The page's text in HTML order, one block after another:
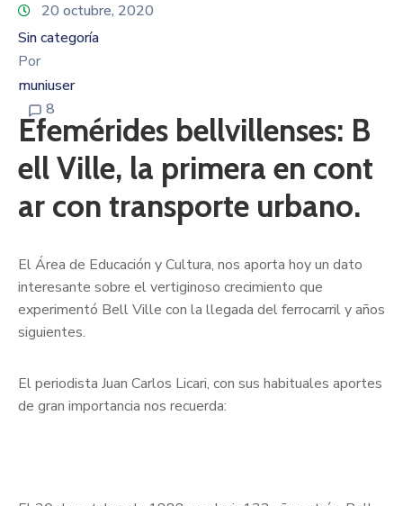
20 octubre, 2020
Sin categoría
Por
muniuser
8
Efemérides bellvillenses: B
ell Ville, la primera en cont
ar con transporte urbano.
El Área de Educación y Cultura, nos aporta hoy un dato
interesante sobre el vertiginoso crecimiento que
experimentó Bell Ville con la llegada del ferrocarril y años
siguientes.
El periodista Juan Carlos Licari, con sus habituales aportes
de gran importancia nos recuerda: